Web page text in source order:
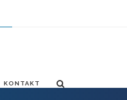
KONTAKT